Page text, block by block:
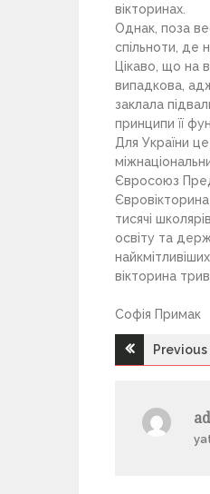
вікторинах.
Однак, поза
спільноти, де
Цікаво, що на
випадкова,
заклала
принципи її
Для України
Євросоюз
тисячі
освіту та
вікторина
Софія Примак
Н